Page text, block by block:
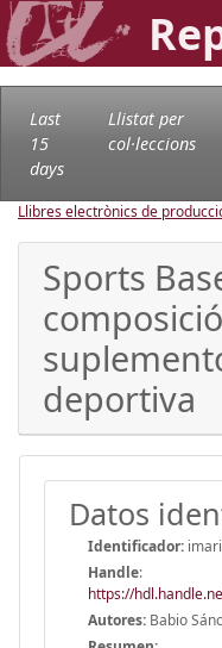
Last
15
days
Llistat per
col·leccions
Llibres electrònics de
Sports
deportiva
Datos
Identificador:
Handle:
https://
Autores: Babio